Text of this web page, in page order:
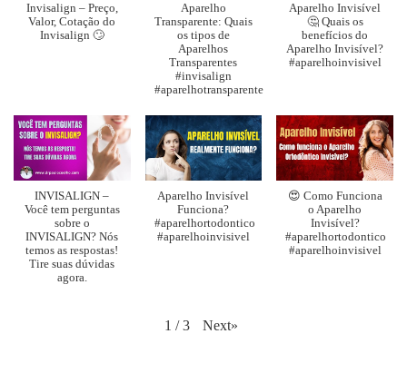
Invisalign – Preço,
Valor, Cotação do
Invisalign 🙄
Aparelho
Transparente: Quais
os tipos de
Aparelhos
Transparentes
#invisalign
#aparelhotransparente
Aparelho Invisível
🤔 Quais os
benefícios do
Aparelho Invisível?
#aparelhoinvisivel
INVISALIGN –
Você tem perguntas
sobre o
INVISALIGN? Nós
temos as respostas!
Tire suas dúvidas
agora.
Aparelho Invisível
Funciona?
#aparelhortodontico
#aparelhoinvisivel
😍 Como Funciona
o Aparelho
Invisível?
#aparelhortodontico
#aparelhoinvisivel
1 / 3 Next»